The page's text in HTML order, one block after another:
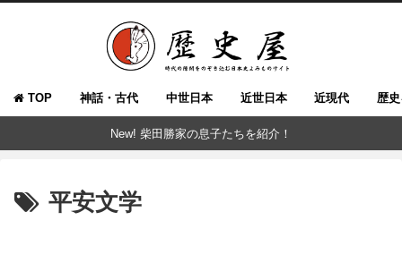
TOP 神話・古代 中世日本 近世日本 近現代 歴
New! 柴田勝家の息子たちを紹介！
平安文学